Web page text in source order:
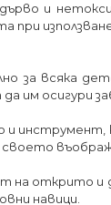
и
при
за всяка
им осигури
и
своето
открито и
навици.